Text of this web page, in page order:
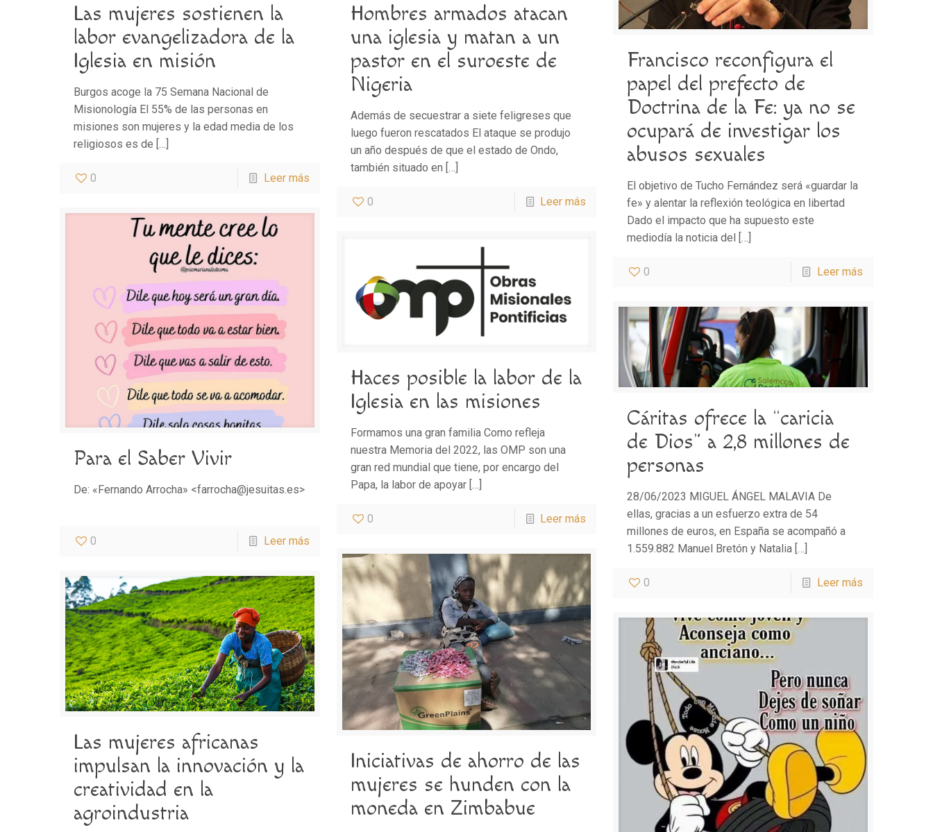
Las mujeres sostienen la
labor evangelizadora de la
Iglesia en misión
Burgos acoge la 75 Semana Nacional de
Misionología El 55% de las personas en
misiones son mujeres y la edad media de los
religiosos es de […]
0 Leer más
Hombres armados atacan
una iglesia y matan a un
pastor en el suroeste de
Nigeria
Además de secuestrar a siete feligreses que
luego fueron rescatados El ataque se produjo
un año después de que el estado de Ondo,
también situado en […]
0 Leer más
Francisco reconfigura el
papel del prefecto de
Doctrina de la Fe: ya no se
ocupará de investigar los
abusos sexuales
El objetivo de Tucho Fernández será «guardar la
fe» y alentar la reflexión teológica en libertad
Dado el impacto que ha supuesto este
mediodía la noticia del
[…]
0 Leer más
Para el Saber Vivir
De: «Fernando Arrocha» <farrocha@jesuitas.es>
0 Leer más
Haces posible la labor de la
Iglesia en las misiones
Formamos una gran familia Como refleja
nuestra Memoria del 2022, las OMP son una
gran red mundial que tiene, por encargo del
Papa, la labor de apoyar[…]
0 Leer más
Cáritas ofrece la “caricia
de Dios” a 2,8 millones de
personas
28/06/2023 MIGUEL ÁNGEL MALAVIA De
ellas, gracias a un esfuerzo extra de 54
millones de euros, en España se acompañó a
1.559.882 Manuel Bretón y Natalia […]
0 Leer más
Iniciativas de ahorro de las
mujeres se hunden con la
moneda en Zimbabue
Las mujeres africanas
impulsan la innovación y la
creatividad en la
agroindustria